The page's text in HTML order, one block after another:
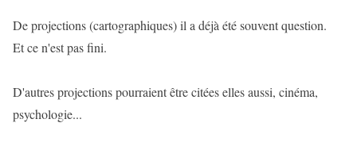
De projections (cartographiques) il a déjà été souvent question.
Et ce n'est pas fini.
D'autres projections pourraient être citées elles aussi, cinéma,
psychologie...